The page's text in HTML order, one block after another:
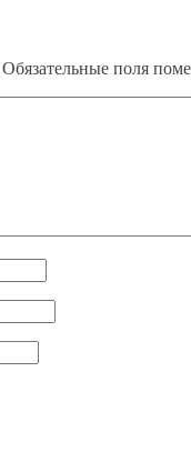
Обязательные поля